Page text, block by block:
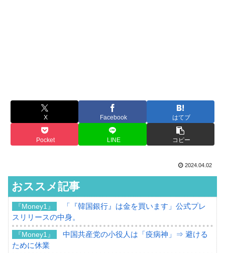
X Facebook はてブ
Pocket LINE コピー
2024.04.02
おススメ記事
『Money1』
「『韓国銀行』は金を買います」公式プレ
スリリースの中身。
『Money1』
中国共産党の小役人は「疫病神」⇒ 避ける
ために休業